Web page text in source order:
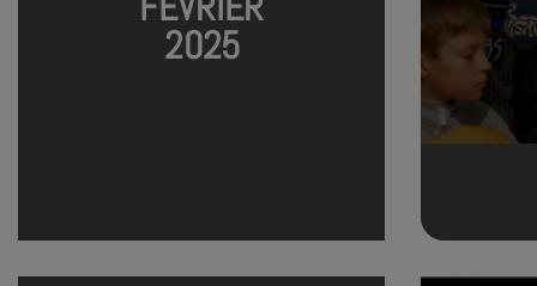
2025